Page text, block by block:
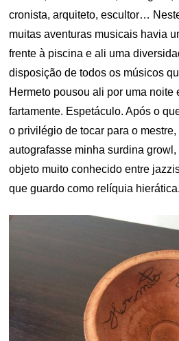
cronista, arquiteto, escultor…
muitas aventuras musicais havia
frente à piscina e ali uma
disposição de todos os músicos
Hermeto pousou ali por uma noite
fartamente. Espetáculo. Após o
o privilégio de tocar para o
autografasse minha surdina
objeto muito conhecido entre
que guardo como relíquia hierática.